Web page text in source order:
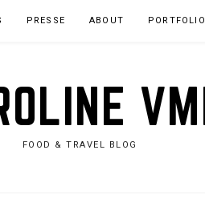
PRESSE ABOUT PORTFOLIO
FOOD & TRAVEL BLOG